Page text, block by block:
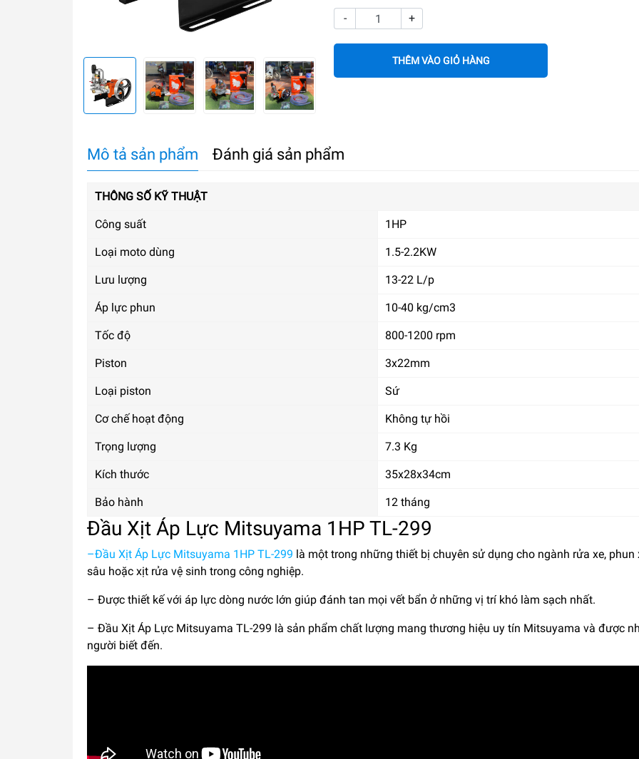
-
+
THÊM VÀO GIỎ HÀNG
Mô tả sản phẩm Đánh giá sản phẩm
THÔNG SỐ KỸ THUẬT
Công suất 1HP
Loại moto dùng 1.5-2.2KW
Lưu lượng 13-22 L/p
Áp lực phun 10-40 kg/cm3
Tốc độ 800-1200 rpm
Piston 3x22mm
Loại piston Sứ
Cơ chế hoạt động Không tự hồi
Trọng lượng 7.3 Kg
Kích thước 35x28x34cm
Bảo hành 12 tháng
Đầu Xịt Áp Lực Mitsuyama 1HP TL-299
–Đầu Xịt Áp Lực Mitsuyama 1HP TL-299 là một trong những thiết bị chuyên sử dụng cho ngành rửa xe, phun
sâu hoặc xịt rửa vệ sinh trong công nghiệp.
– Được thiết kế với áp lực dòng nước lớn giúp đánh tan mọi vết bẩn ở những vị trí khó làm sạch nhất.
– Đầu Xịt Áp Lực Mitsuyama TL-299 là sản phẩm chất lượng mang thương hiệu uy tín Mitsuyama và được
người biết đến.